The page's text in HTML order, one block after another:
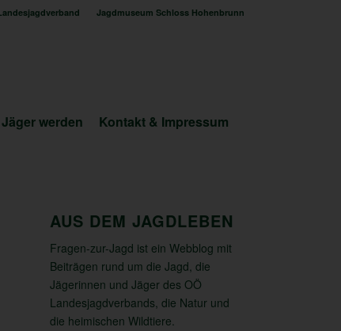
Jagdmuseum Schloss Hohenbrunn
Jäger werden Kontakt & Impressum
AUS DEM JAGDLEBEN
Fragen-zur-Jagd ist ein Webblog mit
Beiträgen rund um die Jagd, die
Jägerinnen und Jäger des OÖ
Landesjagdverbands, die Natur und
die heimischen Wildtiere.